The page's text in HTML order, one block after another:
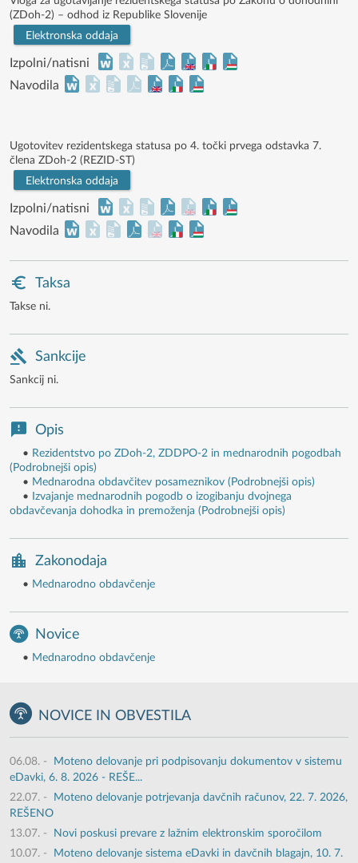
(ZDoh-2) – odhod iz Republike Slovenije
Elektronska oddaja
Izpolni/natisni
Navodila
Ugotovitev rezidentskega statusa po 4. točki prvega odstavka 7.
člena ZDoh-2 (REZID-ST)
Elektronska oddaja
Izpolni/natisni
Navodila
Taksa
Takse ni.
Sankcije
Sankcij ni.
Opis
• Rezidentstvo po ZDoh-2, ZDDPO-2 in mednarodnih pogodbah
(Podrobnejši opis)
• Mednarodna obdavčitev posameznikov (Podrobnejši opis)
• Izvajanje mednarodnih pogodb o izogibanju dvojnega
obdavčevanja dohodka in premoženja (Podrobnejši opis)
Zakonodaja
• Mednarodno obdavčenje
Novice
• Mednarodno obdavčenje
NOVICE IN OBVESTILA
06.08. -
Moteno delovanje pri podpisovanju dokumentov v sistemu
eDavki, 6. 8. 2026 - REŠE...
22.07. -
Moteno delovanje potrjevanja davčnih računov, 22. 7. 2026,
REŠENO
13.07. -
Novi poskusi prevare z lažnim elektronskim sporočilom
10.07. - Moteno delovanje sistema eDavki in davčnih blagajn, 10. 7.